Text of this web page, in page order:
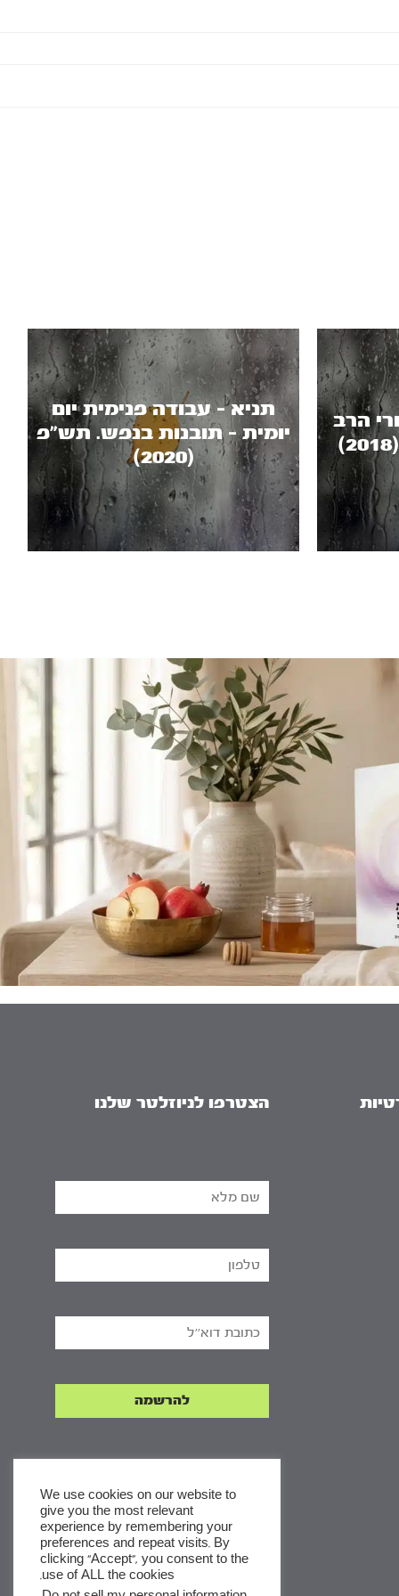
הרב
תניא - עבודה פנימית יום
יומית - תובנות בנפש. תש"פ
(2020)
הצטרפו לניוזלטר שלנו
We use cookies on our website to
give you the most relevant
experience by remembering your
preferences and repeat visits. By
clicking “Accept”, you consent to the
use of ALL the cookies.
x
לסדרות
ומסלולי לימוד באתר